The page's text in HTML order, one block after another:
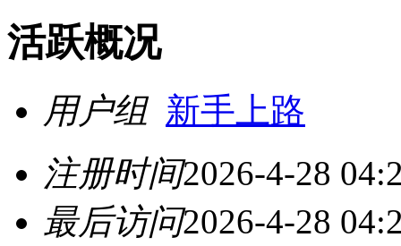
活跃概况
用户组 新手上路
注册时间2026-4-28
最后访问2026-4-28